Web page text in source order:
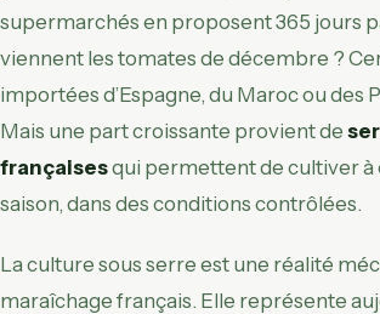
supermarchés en proposent 365 jours
viennent les tomates de décembre ?
importées d’Espagne, du Maroc ou des
Mais une part croissante provient de
françaisesqui permettent de cultiver
saison, dans des conditions contrôlées.
La culture sous serre est une réalité
maraîchage français. Elle représente